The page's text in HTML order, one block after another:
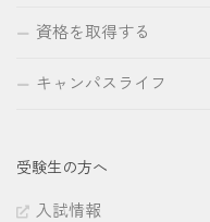
資格を取得する
キャンパスライフ
受験生の方へ
入試情報